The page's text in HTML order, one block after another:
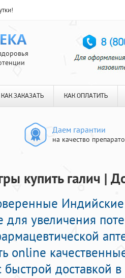
КАК ЗАКАЗАТЬ КАК ОПЛАТИТЬ
Даем гарантии
на качество
купить галич |
для увеличения
online
доставкой